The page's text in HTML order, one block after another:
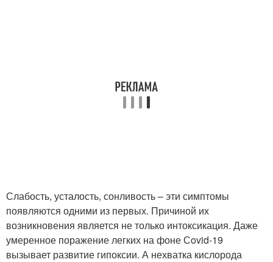
Слабость, усталость, сонливость – эти симптомы
появляются одними из первых. Причиной их
возникновения является не только интоксикация. Даже
умеренное поражение легких на фоне Сovid-19
вызывает развитие гипоксии. А нехватка кислорода